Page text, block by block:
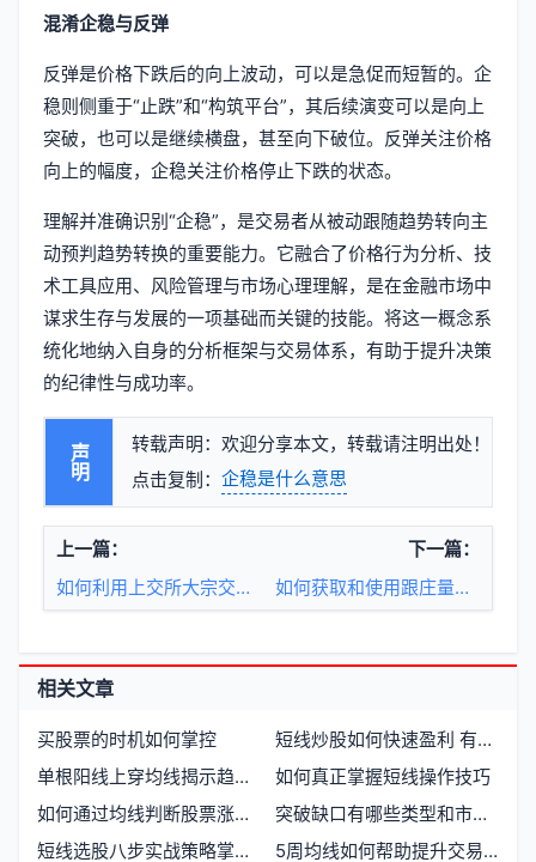
混淆企稳与反弹
反弹是价格下跌后的向上波动，可以是急促而短暂的。企
稳则侧重于“止跌”和“构筑平台”，其后续演变可以是向上
突破，也可以是继续横盘，甚至向下破位。反弹关注价格
向上的幅度，企稳关注价格停止下跌的状态。
理解并准确识别“企稳”，是交易者从被动跟随趋势转向主
动预判趋势转换的重要能力。它融合了价格行为分析、技
术工具应用、风险管理与市场心理理解，是在金融市场中
谋求生存与发展的一项基础而关键的技能。将这一概念系
统化地纳入自身的分析框架与交易体系，有助于提升决策
的纪律性与成功率。
声明
转载声明：欢迎分享本文，转载请注明出处！
点击复制： 企稳是什么意思
上一篇：
如何利用上交所大宗交易机制实现高效交易？
下一篇：
如何获取和使用跟庄量化值源码
相关文章
买股票的时机如何掌控
短线炒股如何快速盈利 有哪些实用的操作技巧
单根阳线上穿均线揭示趋势反转信号
如何真正掌握短线操作技巧
如何通过均线判断股票涨跌趋势
突破缺口有哪些类型和市场意义
短线选股八步实战策略掌握高效选股流程
5周均线如何帮助提升交易决策准确性